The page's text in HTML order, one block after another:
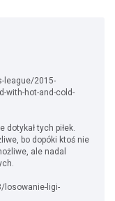
league/2015-
with-hot-and-cold-
tych piłek.
bo dopóki ktoś nie
ale nadal
losowanie-ligi-